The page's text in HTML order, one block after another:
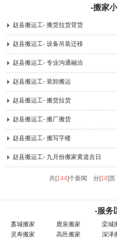
-搬家
赵县搬运工- 搬货拉货背货
赵县搬运工- 设备吊装迁移
赵县搬运工- 专业沟通融洽
赵县搬运工- 装卸搬运
赵县搬运工- 搬货拉货
赵县搬运工- 搬厂搬货
赵县搬运工- 搬写字楼
赵县搬运工- 九月份搬家黄道吉日
共[144]个新闻 分[18]页
-服务
藁城搬家 鹿泉搬家 栾城
灵寿搬家
高邑搬家 深泽